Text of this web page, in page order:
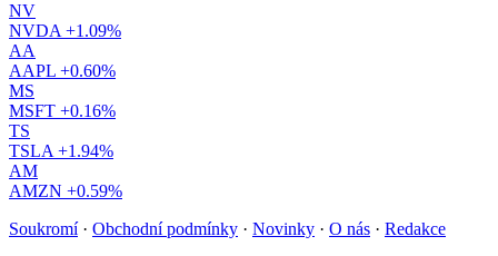
NV
NVDA +1.09%
AA
AAPL +0.60%
MS
MSFT +0.16%
TS
TSLA +1.94%
AM
AMZN +0.59%
Soukromí · Obchodní podmínky · Novinky · O nás · Redakce